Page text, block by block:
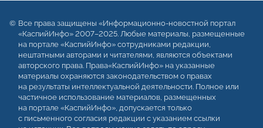
Все права защищены «Информационно-новостной портал
«КаспийИнфо» 2007–2025. Любые материалы, размещенные
на портале «КаспийИнфо» сотрудниками редакции,
нештатными авторами и читателями, являются объектами
авторского права. Права«КаспийИнфо» на указанные
материалы охраняются законодательством о правах
на результаты интеллектуальной деятельности. Полное или
частичное использование материалов, размещенных
на портале «КаспийИнфо», допускается только
с письменного согласия редакции с указанием ссылки